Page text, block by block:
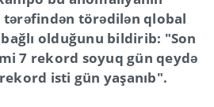
törədilən qlobal
olduğunu bildirib: "Son
7 rekord soyuq gün qeydə
rekord isti gün yaşanıb".